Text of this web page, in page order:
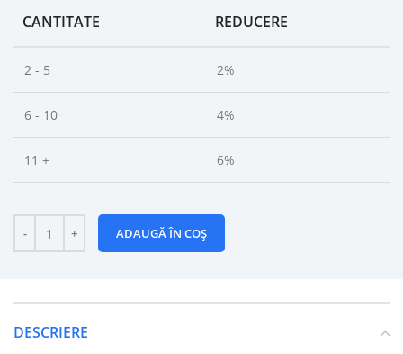
CANTITATE REDUCERE
2 - 5 2%
6 - 10 4%
11 + 6%
ADAUGĂ ÎN COȘ
DESCRIERE